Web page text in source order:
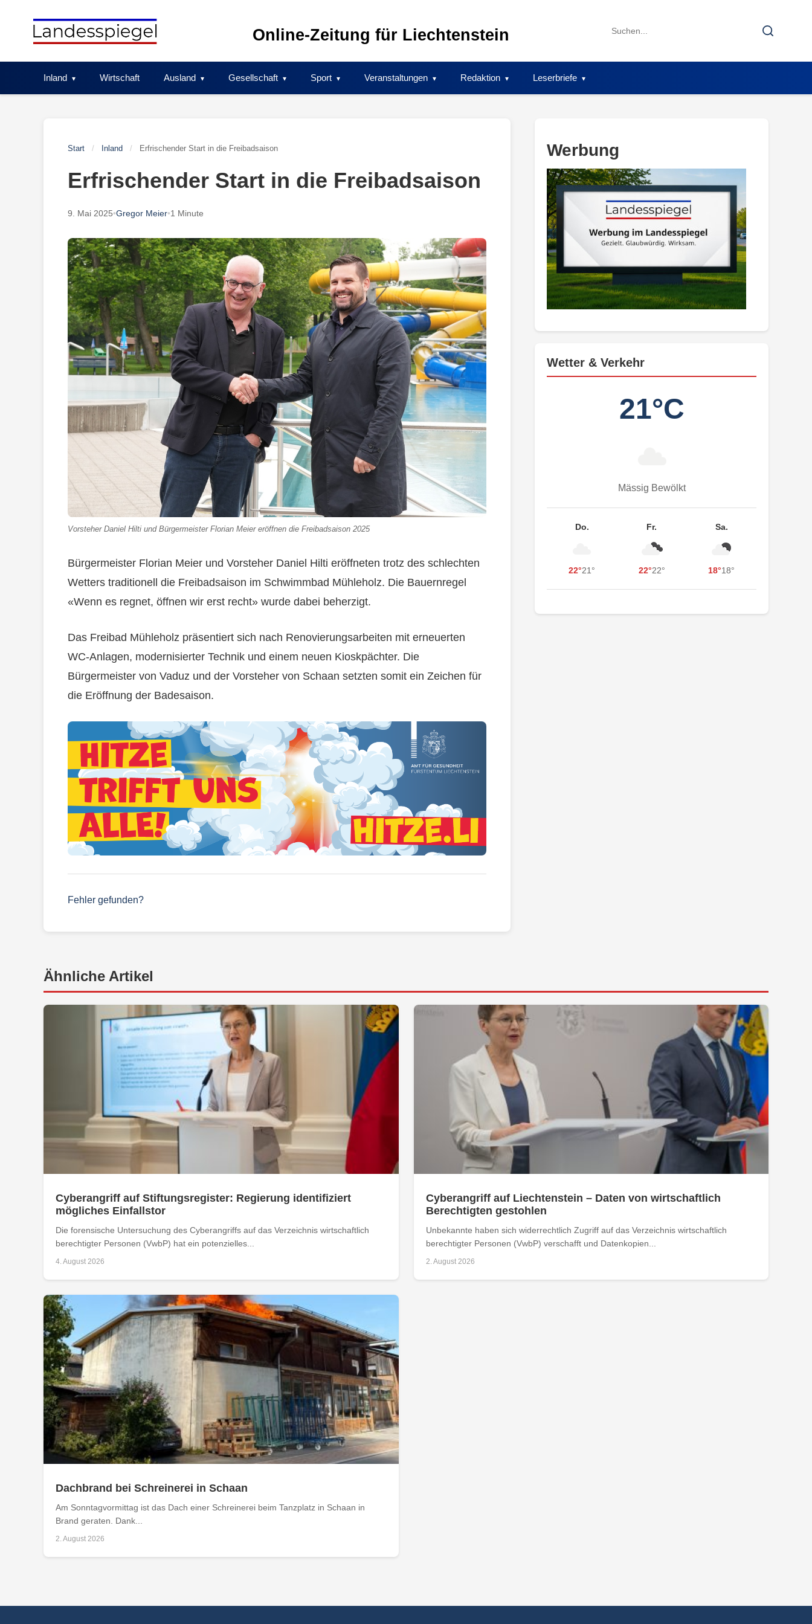
Online-Zeitung für Liechtenstein
Search
Search
Inland Wirtschaft Ausland Gesellschaft Sport Veranstaltungen Redaktion Leserbriefe
Start / Inland / Erfrischender Start in die Freibadsaison
Erfrischender Start in die Freibadsaison
9. Mai 2025•Gregor Meier•1 Minute
Vorsteher Daniel Hilti und Bürgermeister Florian Meier eröffnen die Freibadsaison 2025
Bürgermeister Florian Meier und Vorsteher Daniel Hilti eröffneten trotz des schlechten
Wetters traditionell die Freibadsaison im Schwimmbad Mühleholz. Die Bauernregel
«Wenn es regnet, öffnen wir erst recht» wurde dabei beherzigt.
Das Freibad Mühleholz präsentiert sich nach Renovierungsarbeiten mit erneuerten
WC-Anlagen, modernisierter Technik und einem neuen Kioskpächter. Die
Bürgermeister von Vaduz und der Vorsteher von Schaan setzten somit ein Zeichen für
die Eröffnung der Badesaison.
Fehler gefunden?
Werbung
Wetter & Verkehr
21°C
Mässig Bewölkt
Do.
22°21°
Fr.
22°22°
Sa.
18°18°
Ähnliche Artikel
Cyberangriff auf Stiftungsregister: Regierung identifiziert
mögliches Einfallstor
Die forensische Untersuchung des Cyberangriffs auf das Verzeichnis wirtschaftlich
berechtigter Personen (VwbP) hat ein potenzielles...
4. August 2026
Cyberangriff auf Liechtenstein – Daten von wirtschaftlich
Berechtigten gestohlen
Unbekannte haben sich widerrechtlich Zugriff auf das Verzeichnis wirtschaftlich
berechtigter Personen (VwbP) verschafft und Datenkopien...
2. August 2026
Dachbrand bei Schreinerei in Schaan
Am Sonntagvormittag ist das Dach einer Schreinerei beim Tanzplatz in Schaan in
Brand geraten. Dank...
2. August 2026